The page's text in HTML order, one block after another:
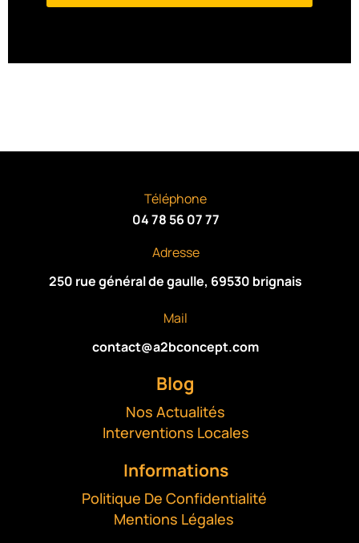
T
Téléphone
04 78 56 07 77
Adresse
250 rue général de gaulle, 69530 brignais
Mail
contact@a2bconcept.com
Blog
Nos Actualités
Interventions Locales
Informations
Politique De Confidentialité
Mentions Légales